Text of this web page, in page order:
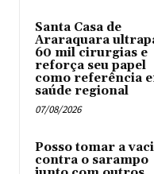
Santa Casa de
Araraquara
60 mil cirurgias e
reforça seu papel
como referência
saúde regional
07/08/2026
Posso tomar a
contra o sarampo